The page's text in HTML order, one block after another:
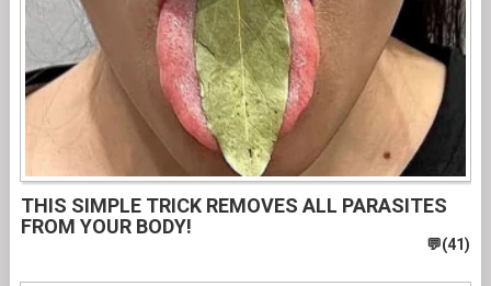
THIS SIMPLE TRICK REMOVES ALL PARASITES
FROM YOUR BODY!